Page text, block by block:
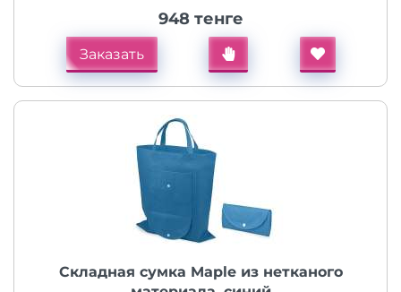
948 тенге
Заказать
Складная сумка Maple из нетканого